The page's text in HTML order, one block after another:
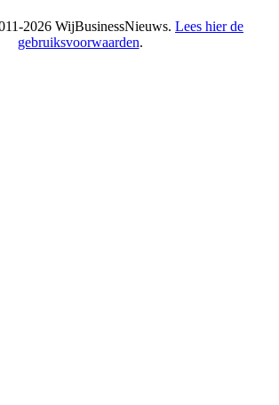
2026 WijBusinessNieuws. Lees hier de
gebruiksvoorwaarden.